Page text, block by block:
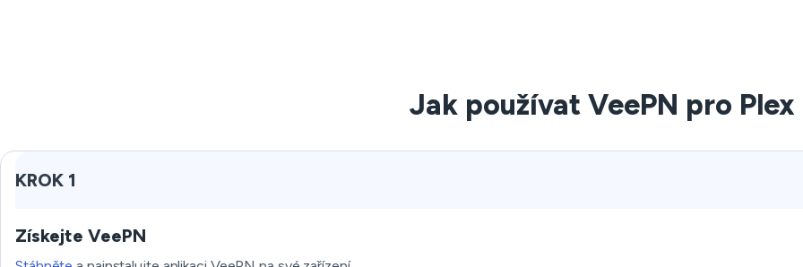
Jak používat VeePN pro Plex
KROK 1
Získejte VeePN